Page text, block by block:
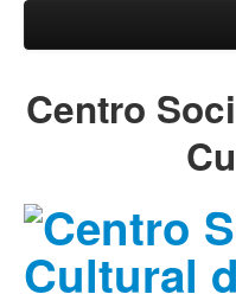
Resp.Sociais
Serviço de Apoio
Agenda
Historial
Centro